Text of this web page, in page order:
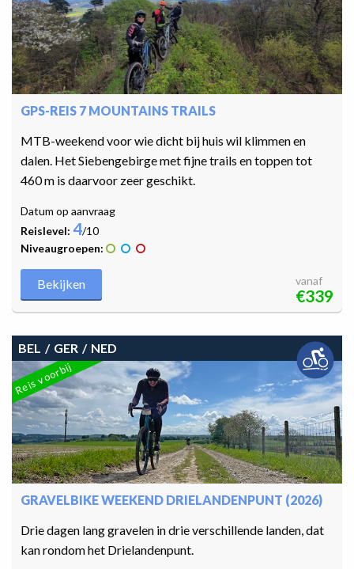
GPS-REIS 7 MOUNTAINS TRAILS
MTB-weekend voor wie dicht bij huis wil klimmen en
dalen. Het Siebengebirge met fijne trails en toppen tot
460 m is daarvoor zeer geschikt.
Datum op aanvraag
Reislevel: 4/10
Niveaugroepen:
Bekijken vanaf
€339
BEL GER NED
Reis voorbij
GRAVELBIKE WEEKEND DRIELANDENPUNT (2026)
Drie dagen lang gravelen in drie verschillende landen, dat
kan rondom het Drielandenpunt.